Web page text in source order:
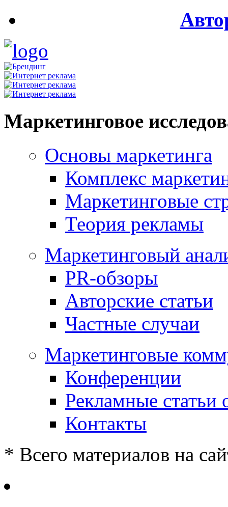
Маркетинговое
Основы маркетинга
Комплекс
Маркетинговые
Теория рекламы
Маркетинговый
PR-обзоры
Авторские статьи
Частные случаи
Маркетинговые
Конференции
Рекламные статьи
Контакты
* Всего материалов на